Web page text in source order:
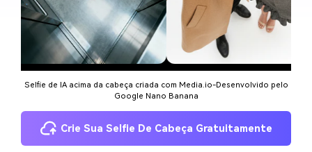
Selfie de IA acima da cabeça criada com Media.io-Desenvolvido pelo
Google Nano Banana
Crie Sua Selfie De Cabeça Gratuitamente